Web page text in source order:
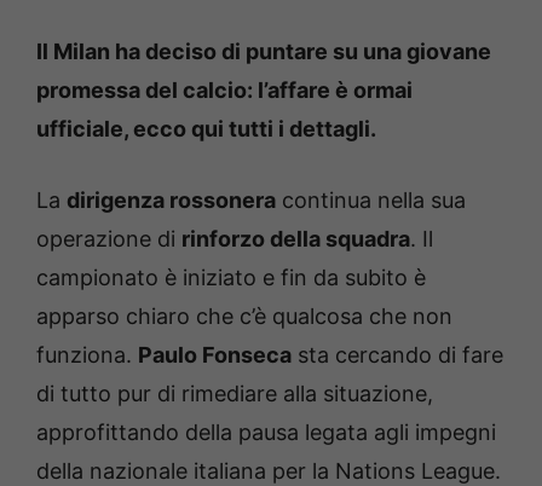
Il Milan ha deciso di puntare su una giovane
promessa del calcio: l’affare è ormai
ufficiale, ecco qui tutti i dettagli.
La dirigenza rossonera continua nella sua
operazione di rinforzo della squadra. Il
campionato è iniziato e fin da subito è
apparso chiaro che c’è qualcosa che non
funziona. Paulo Fonseca sta cercando di fare
di tutto pur di rimediare alla situazione,
approfittando della pausa legata agli impegni
della nazionale italiana per la Nations League.